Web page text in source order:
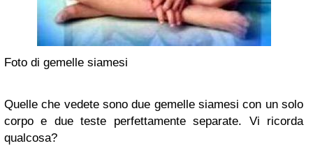
Foto di gemelle siamesi
Quelle che vedete sono due gemelle siamesi con un solo
corpo e due teste perfettamente separate. Vi ricorda
qualcosa?